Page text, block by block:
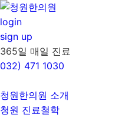
콘
텐
츠
로
건
뛰
기
login
sign up
365일 매일 진료
032) 471 1030
청원한의원 소개
청원 진료철학